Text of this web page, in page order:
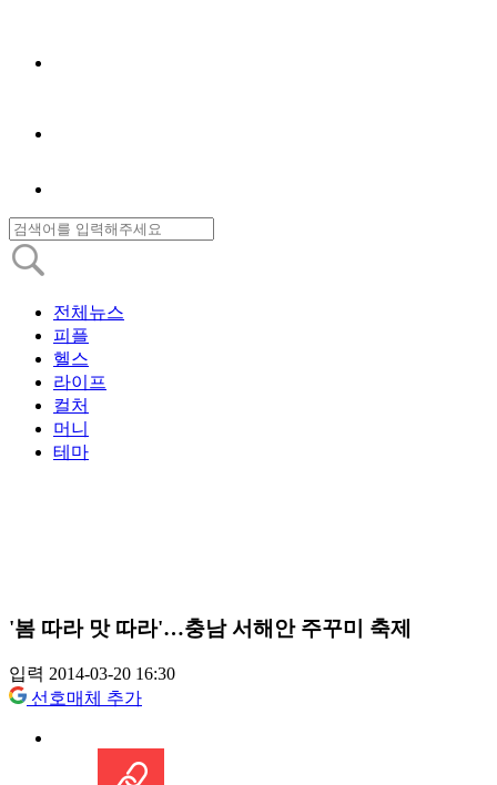
전체뉴스
피플
헬스
라이프
컬처
머니
테마
'봄 따라 맛 따라'…충남 서해안 주꾸미 축제
입력 2014-03-20 16:30
선호매체 추가